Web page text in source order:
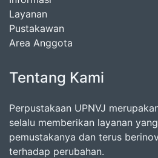
Layanan
Pustakawan
Area Anggota
Tentang Kami
Perpustakaan UPNVJ
selalu memberikan layanan
pemustakanya dan terus
terhadap perubahan.